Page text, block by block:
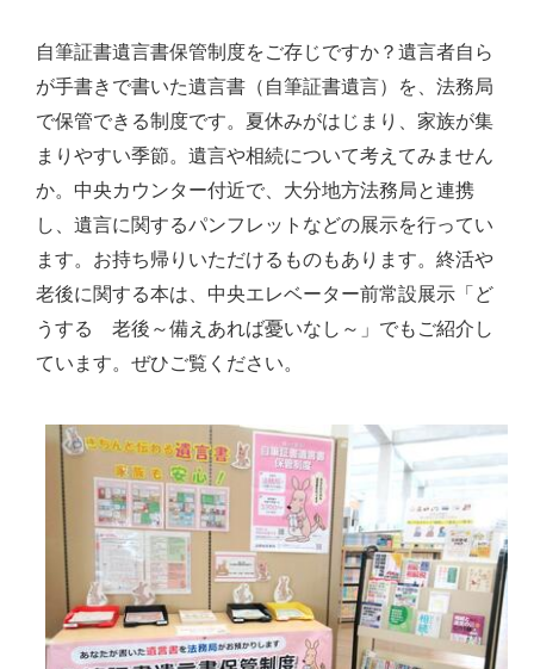
自筆証書遺言書保管制度をご存じですか？遺言者自ら
が手書きで書いた遺言書（自筆証書遺言）を、法務局
で保管できる制度です。夏休みがはじまり、家族が集
まりやすい季節。遺言や相続について考えてみません
か。中央カウンター付近で、大分地方法務局と連携
し、遺言に関するパンフレットなどの展示を行ってい
ます。お持ち帰りいただけるものもあります。終活や
老後に関する本は、中央エレベーター前常設展示「ど
うする 老後～備えあれば憂いなし～」でもご紹介し
ています。ぜひご覧ください。